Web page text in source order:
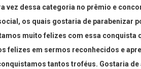
vez dessa categoria no prêmio e
os quais gostaria de parabenizar
muito felizes com essa conquista
felizes em sermos reconhecidos e
tantos troféus. Gostaria